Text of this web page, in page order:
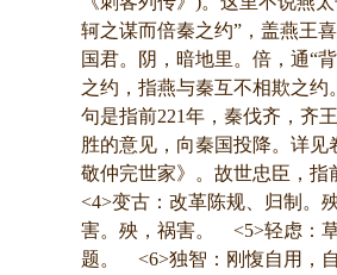
轲之谋而倍秦之约”，盖燕王
国君。阴，暗地里。倍，通“
之约，指燕与秦互不相欺之
句是指前221年，秦伐齐，齐
胜的意见，向秦国投降。详见
敬仲完世家》。故世忠臣，
<4>变古：改革陈规、归制。
害。殃，祸害。 <5>轻虑：
题。 <6>独智：刚愎自用，